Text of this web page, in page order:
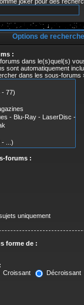
joker pour des
Options de recherche
:
dans le(s)quel(s)
sont automatiquement
dans les sous-forums
forums :
uniquement
forme de :
Croissant
Décroissant